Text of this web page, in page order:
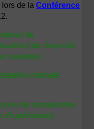
lors de la Conférence
de
de cinq colis
suivantes:
normale
de manutention
d'exploitation),